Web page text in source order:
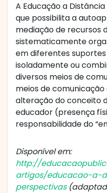
A Educação a
que possibilita a
mediação de recursos
sistematicamente
em diferentes
isoladamente ou
diversos meios de
meios de
alteração do conceito
educador (presença
responsabilidade do
Disponível em:
http://
artigos/educacao-a-
perspectivas